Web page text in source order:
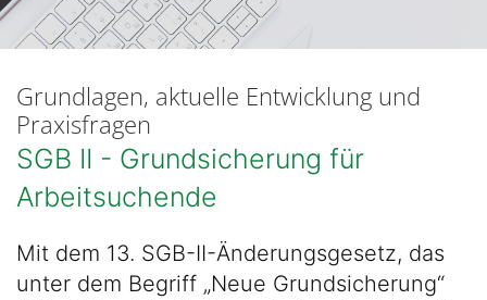
Grundlagen, aktuelle Entwicklung und
Praxisfragen
SGB II - Grundsicherung für
Arbeitsuchende
Mit dem 13. SGB-II-Änderungsgesetz, das
unter dem Begriff „Neue Grundsicherung“